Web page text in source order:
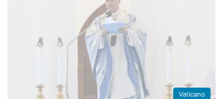
Vaticano